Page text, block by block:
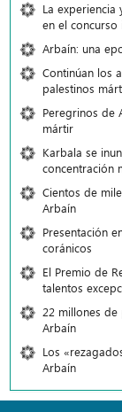
La
en el
Arbaín: una
Continúan los
palestinos
Peregrinos de
mártir
Karbala se
concentración
Cientos de
Arbaín
Presentación
coránicos
El Premio de
talentos
22 millones
Arbaín
Los
Arbaín